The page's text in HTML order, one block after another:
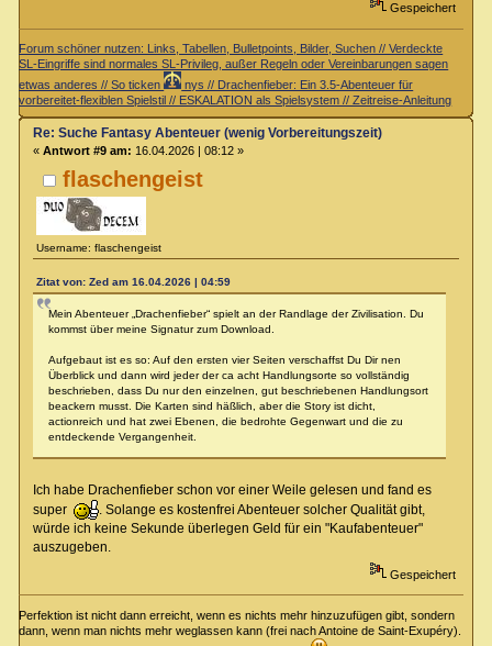
Gespeichert
Forum schöner nutzen: Links, Tabellen, Bulletpoints, Bilder, Suchen // Verdeckte
SL-Eingriffe sind normales SL-Privileg, außer Regeln oder Vereinbarungen sagen
etwas anderes // So ticken
nys // Drachenfieber: Ein 3.5-Abenteuer für
vorbereitet-flexiblen Spielstil // ESKALATION als Spielsystem // Zeitreise-Anleitung
flaschengeist
Username: flaschengeist
Re: Suche Fantasy Abenteuer (wenig Vorbereitungszeit)
« Antwort #9 am: 16.04.2026 | 08:12 »
Zitat von: Zed am 16.04.2026 | 04:59
Mein Abenteuer „Drachenfieber“ spielt an der Randlage der Zivilisation. Du
kommst über meine Signatur zum Download.
Aufgebaut ist es so: Auf den ersten vier Seiten verschaffst Du Dir nen
Überblick und dann wird jeder der ca acht Handlungsorte so vollständig
beschrieben, dass Du nur den einzelnen, gut beschriebenen Handlungsort
beackern musst. Die Karten sind häßlich, aber die Story ist dicht,
actionreich und hat zwei Ebenen, die bedrohte Gegenwart und die zu
entdeckende Vergangenheit.
Ich habe Drachenfieber schon vor einer Weile gelesen und fand es
super
. Solange es kostenfrei Abenteuer solcher Qualität gibt,
würde ich keine Sekunde überlegen Geld für ein "Kaufabenteuer"
auszugeben.
Gespeichert
Perfektion ist nicht dann erreicht, wenn es nichts mehr hinzuzufügen gibt, sondern
dann, wenn man nichts mehr weglassen kann (frei nach Antoine de Saint-Exupéry).